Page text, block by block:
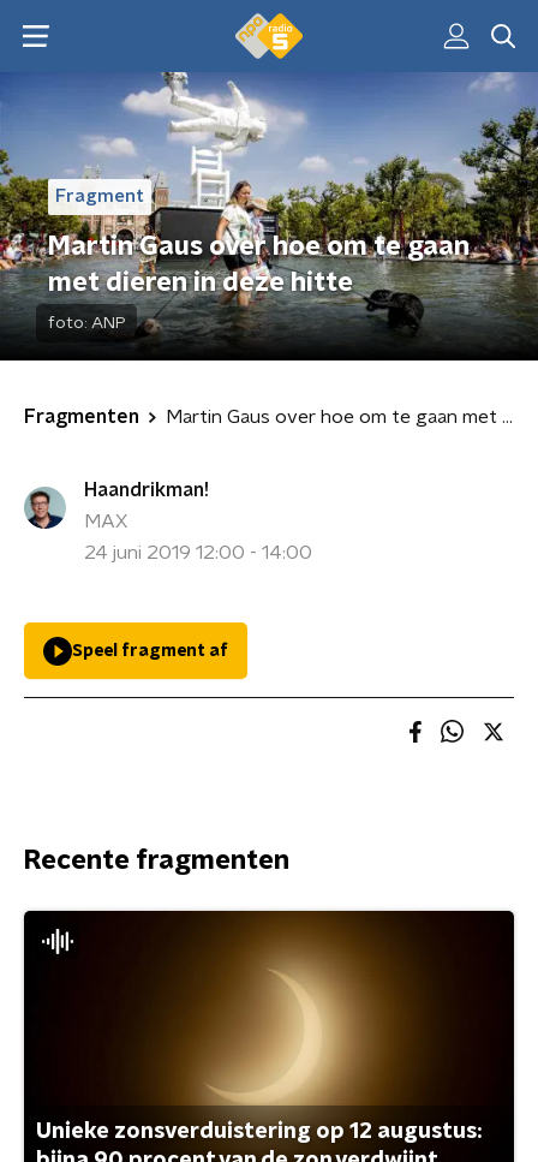
Fragment
Martin Gaus over hoe om te gaan
met dieren in deze hitte
foto: ANP
Fragmenten Martin Gaus over hoe om te gaan met dieren in deze hitte
Haandrikman!
MAX
24 juni 2019 12:00 - 14:00
Speel fragment af
Recente fragmenten
Unieke zonsverduistering op 12 augustus: